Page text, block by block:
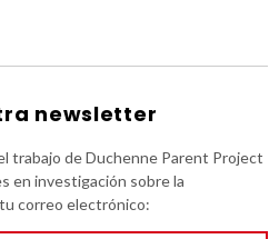
newsletter
trabajo de Duchenne Parent Project
en investigación sobre la
correo electrónico: